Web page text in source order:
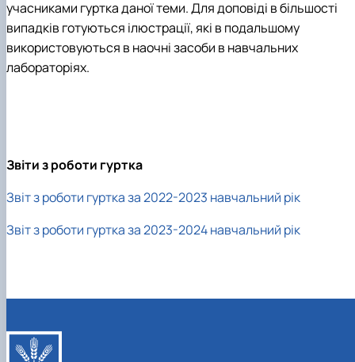
учасниками гуртка даної теми. Для доповіді в більшості
випадків готуються ілюстрації, які в подальшому
використовуються в наочні засоби в навчальних
лабораторіях.
Звіти з роботи гуртка
Звіт з роботи гуртка за 2022-2023 навчальний рік
Звіт з роботи гуртка за 2023-2024 навчальний рік